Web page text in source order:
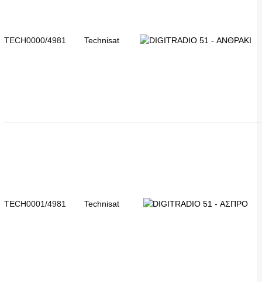
TECH0000/4981 Technisat
TECH0001/4981 Technisat